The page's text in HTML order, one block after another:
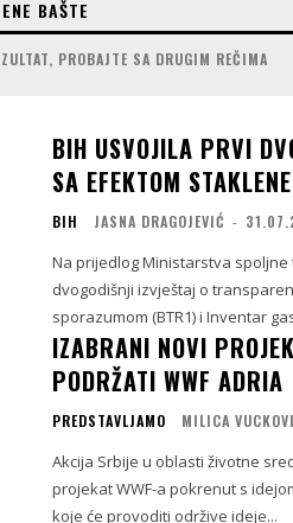
PROBAJTE SA DRUGIM REČIMA
BIH USVOJILA PRVI
SA EFEKTOM
BIH JASNA DRAGOJEVIĆ -
Na prijedlog Ministarstva
dvogodišnji izvještaj o
sporazumom (BTR1) i Inventar
IZABRANI NOVI
PODRŽATI WWF ADRIA
PREDSTAVLJAMO MILICA
Akcija Srbije u oblasti životne
projekat WWF-a pokrenut s
koje će provoditi održive ideje...